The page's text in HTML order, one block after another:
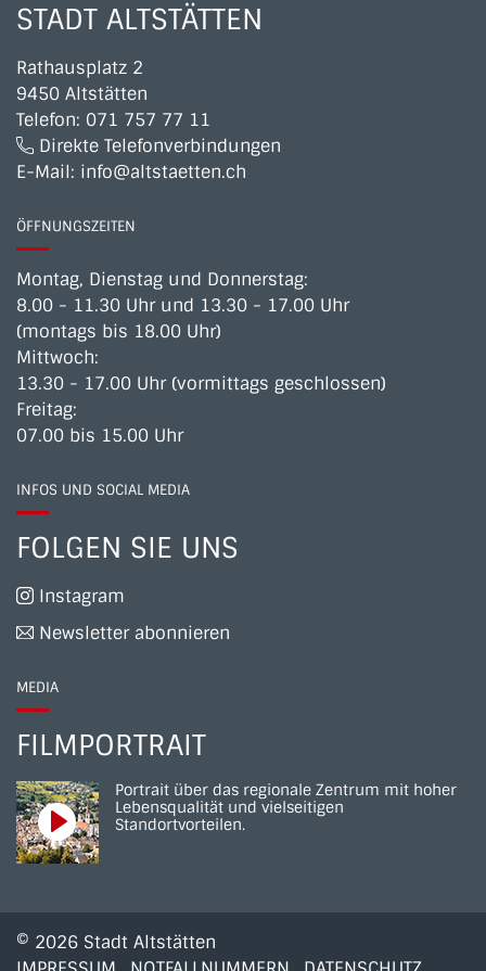
STADT ALTSTÄTTEN
Rathausplatz 2
9450 Altstätten
Telefon: 071 757 77 11
Direkte Telefonverbindungen
E-Mail: info@altstaetten.ch
ÖFFNUNGSZEITEN
Montag, Dienstag und Donnerstag:
8.00 - 11.30 Uhr und 13.30 - 17.00 Uhr
(montags bis 18.00 Uhr)
Mittwoch:
13.30 - 17.00 Uhr (vormittags geschlossen)
Freitag:
07.00 bis 15.00 Uhr
INFOS UND SOCIAL MEDIA
FOLGEN SIE UNS
Instagram
Newsletter abonnieren
MEDIA
FILMPORTRAIT
Portrait über das regionale Zentrum mit hoher
Lebensqualität und vielseitigen
Standortvorteilen.
© 2026 Stadt Altstätten